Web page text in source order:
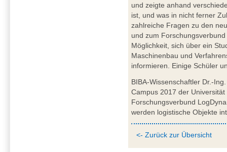
und zeigte anhand
ist, und was in nicht ferner
zahlreiche Fragen zu den
und zum
Möglichkeit, sich über ein
Maschinenbau und
informieren. Einige Schüler
BIBA-Wissenschaftler Dr.-
Campus 2017 der
Forschungsverbund
werden logistische Objekte
<- Zurück zur Übersicht